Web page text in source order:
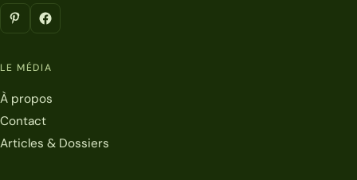
LE MÉDIA
À propos
Contact
Articles & Dossiers